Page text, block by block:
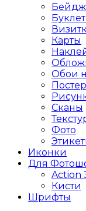
Карты
Обои
Сканы
Фото
Иконки
Для
Action
Кисти
Шрифты